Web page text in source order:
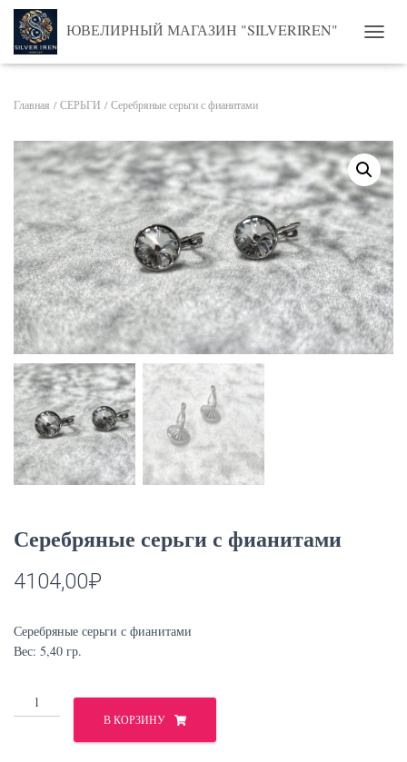
ЮВЕЛИРНЫЙ МАГАЗИН "SILVERIREN"
Главная /СЕРЬГИ / Серебряные серьги с фианитами
Серебряные серьги с фианитами
4104,00₽
Серебряные серьги с фианитами
Вес: 5,40 гр.
Количество
товара
Серебряные
В КОРЗИНУ